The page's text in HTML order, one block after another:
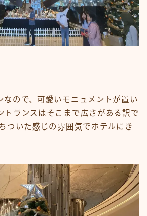
なので、可愛いモニュメントが置い
トランスはそこまで広さがある訳で
ついた感じの雰囲気でホテルにき